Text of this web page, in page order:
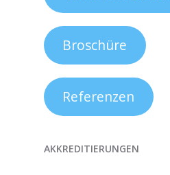
Broschüre
Referenzen
AKKREDITIERUNGEN